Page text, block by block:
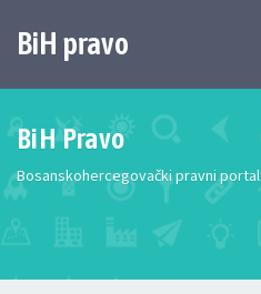
BiH pravo
BiH Pravo
Bosanskohercegovački pravni portal